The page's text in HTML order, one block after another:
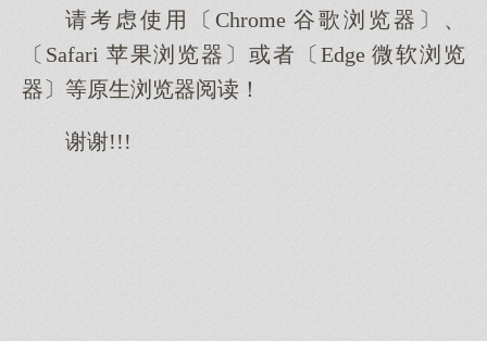
请考虑使用〔Chrome 谷歌浏览器〕、
〔Safari 苹果浏览器〕或者〔Edge 微软浏览
器〕等原生浏览器阅读！
谢谢!!!